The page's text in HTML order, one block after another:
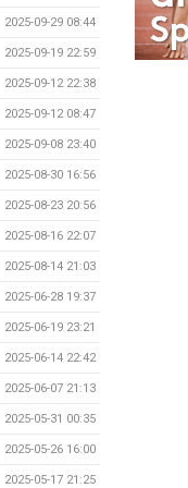
2025-09-29 08:44
2025-09-19 22:59
2025-09-12 22:38
2025-09-12 08:47
2025-09-08 23:40
2025-08-30 16:56
2025-08-23 20:56
2025-08-16 22:07
2025-08-14 21:03
2025-06-28 19:37
2025-06-19 23:21
2025-06-14 22:42
2025-06-07 21:13
2025-05-31 00:35
2025-05-26 16:00
2025-05-17 21:25